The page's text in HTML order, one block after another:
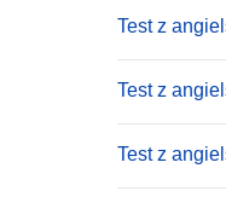
Test z
Test z
Test z